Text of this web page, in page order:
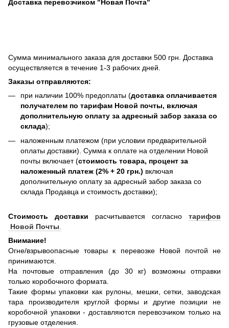
Доставка перевозчиком "Новая Почта"
Сумма минимального заказа для доставки 500 грн. Доставка
осуществляется в течение 1-3 рабочих дней.
Заказы отправляются:
при наличии 100% предоплаты (доставка оплачивается
получателем по тарифам Новой почты, включая
дополнительную оплату за адресный забор заказа со
склада);
наложенным платежом (при условии предварительной
оплаты доставки). Сумма к оплате на отделении Новой
почты включает (стоимость товара, процент за
наложенный платеж (2% + 20 грн.) включая
дополнительную оплату за адресный забор заказа со
склада Продавца и стоимость доставки);
Стоимость доставки расчитывается согласно тарифов
Новой Почты.
Внимание!
Огне/взрывоопасные товары к перевозке Новой почтой не
принимаются.
На почтовые отправления (до 30 кг) возможны отправки
только коробочного формата.
Такие формы упаковки как рулоны, мешки, сетки, заводская
тара производителя круглой формы и другие позиции не
коробочной упаковки - доставляются перевозчиком только на
грузовые отделения.